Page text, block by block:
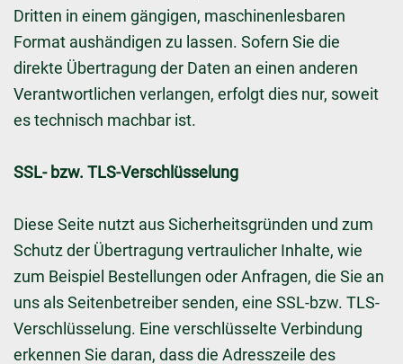
Dritten in einem gängigen, maschinenlesbaren
Format aushändigen zu lassen. Sofern Sie die
direkte Übertragung der Daten an einen anderen
Verantwortlichen verlangen, erfolgt dies nur, soweit
es technisch machbar ist.
SSL- bzw. TLS-Verschlüsselung
Diese Seite nutzt aus Sicherheitsgründen und zum
Schutz der Übertragung vertraulicher Inhalte, wie
zum Beispiel Bestellungen oder Anfragen, die Sie an
uns als Seitenbetreiber senden, eine SSL-bzw. TLS-
Verschlüsselung. Eine verschlüsselte Verbindung
erkennen Sie daran, dass die Adresszeile des